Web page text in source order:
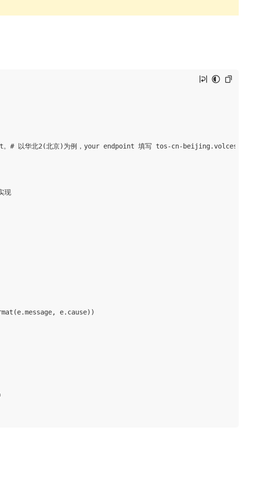
。# 以华北2(北京)为例，your endpoint 填写 tos-cn-beijing.volces.com
现
e.cause))